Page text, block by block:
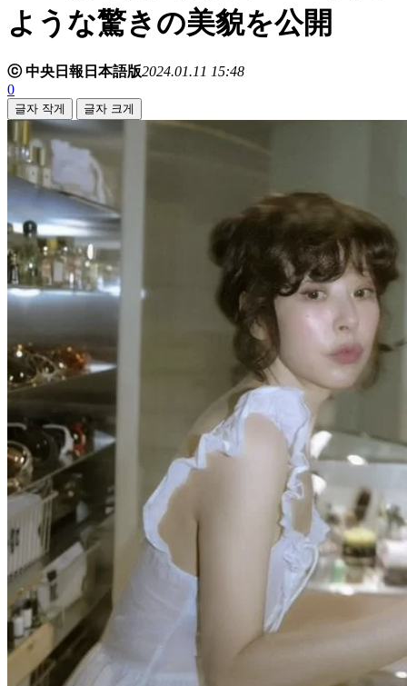
ような驚きの美貌を公開
ⓒ 中央日報日本語版2024.01.11 15:48
0
글자 작게 글자 크게